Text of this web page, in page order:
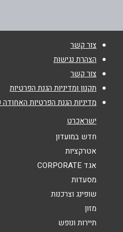
טלפון*
אימייל*
נושא*
אנא חזרו אלי בקשר ל...
הודעה*
צור קשר
הצהרת נגישות
צור קשר
תקנון ומדיניות הגנת הפרטיות
מדיניות הגנת הפרטיות
ישראכרט
חדש במועדון
אטרקציות
אגד CORPORATE
מסעדות
שופינג וצרכנות
מזון
תיירות ונופש